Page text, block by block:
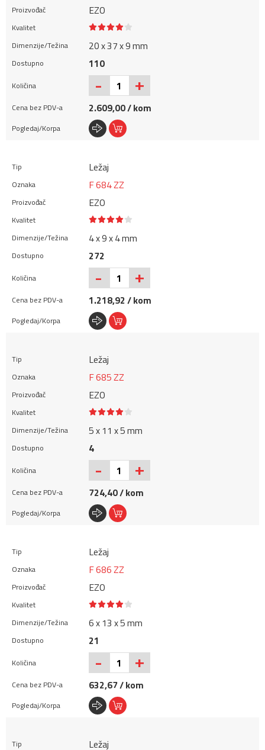
EZO
20 x 37 x 9 mm
110
- +
2.609,00 / kom
Ležaj
F 684 ZZ
EZO
4 x 9 x 4 mm
272
- +
1.218,92 / kom
Ležaj
F 685 ZZ
EZO
5 x 11 x 5 mm
4
- +
724,40 / kom
Ležaj
F 686 ZZ
EZO
6 x 13 x 5 mm
21
- +
632,67 / kom
Ležaj